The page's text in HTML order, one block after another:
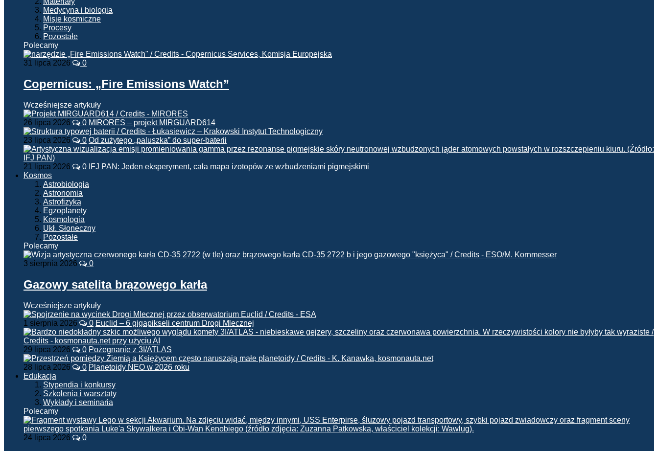
Medycyna i biologia
Misje kosmiczne
Procesy
Pozostałe
Polecamy
31 lipca 2026 0
Copernicus: „Fire Emissions Watch”
Wcześniejsze artykuły
26 lipca 2026 0 MIRORES – projekt MIRGUARD614
23 lipca 2026 0 Od zużytego „paluszka” do super-baterii
21 lipca 2026 0 IFJ PAN: Jeden eksperyment, cała mapa izotopów ze wzbudzeniami pigmejskimi
Kosmos
Astrobiologia
Astronomia
Astrofizyka
Egzoplanety
Kosmologia
Ukł. Słoneczny
Pozostałe
Polecamy
3 sierpnia 2026 0
Gazowy satelita brązowego karła
Wcześniejsze artykuły
1 sierpnia 2026 0 Euclid – 6 gigapikseli centrum Drogi Mlecznej
29 lipca 2026 0 Pożegnanie z 3I/ATLAS
28 lipca 2026 0 Planetoidy NEO w 2026 roku
Edukacja
Stypendia i konkursy
Szkolenia i warsztaty
Wykłady i seminaria
Polecamy
24 lipca 2026 0